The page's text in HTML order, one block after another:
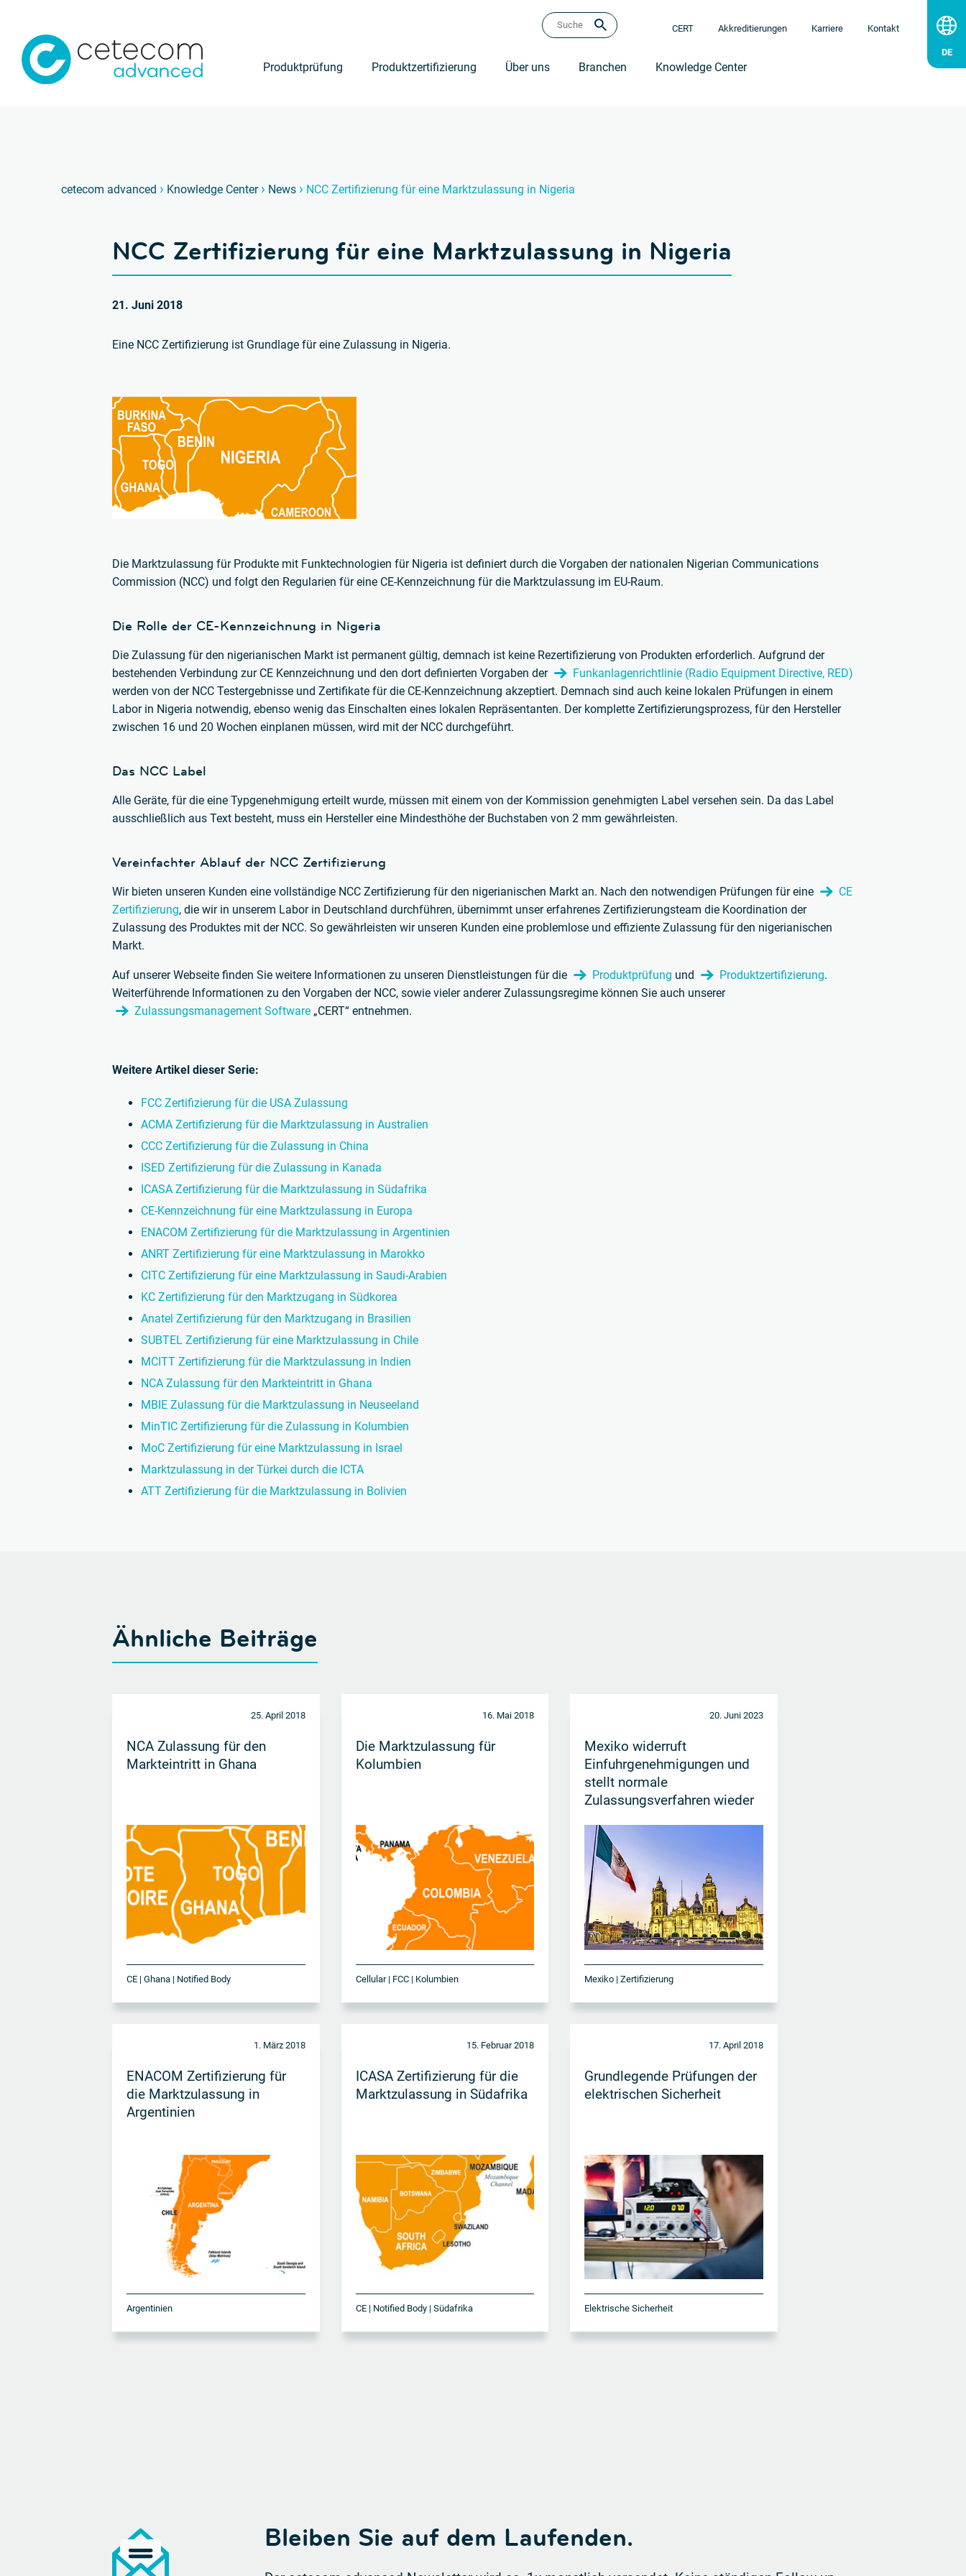
CERT Akkreditierungen Karriere Kontakt
Produktprüfung Produktzertifizierung Über uns Branchen Knowledge Center
cetecom advanced › Knowledge Center › News › NCC Zertifizierung für eine Marktzulassung in Nigeria
NCC Zertifizierung für eine Marktzulassung in Nigeria
21. Juni 2018
Eine NCC Zertifizierung ist Grundlage für eine Zulassung in Nigeria.
Die Marktzulassung für Produkte mit Funktechnologien für Nigeria ist definiert durch die Vorgaben der nationalen Nigerian Communications
Commission (NCC) und folgt den Regularien für eine CE-Kennzeichnung für die Marktzulassung im EU-Raum.
Die Rolle der CE-Kennzeichnung in Nigeria
Die Zulassung für den nigerianischen Markt ist permanent gültig, demnach ist keine Rezertifizierung von Produkten erforderlich. Aufgrund der
bestehenden Verbindung zur CE Kennzeichnung und den dort definierten Vorgaben der
Funkanlagenrichtlinie (Radio Equipment Directive, RED)
werden von der NCC Testergebnisse und Zertifikate für die CE-Kennzeichnung akzeptiert. Demnach sind auch keine lokalen Prüfungen in einem
Labor in Nigeria notwendig, ebenso wenig das Einschalten eines lokalen Repräsentanten. Der komplette Zertifizierungsprozess, für den Hersteller
zwischen 16 und 20 Wochen einplanen müssen, wird mit der NCC durchgeführt.
Das NCC Label
Alle Geräte, für die eine Typgenehmigung erteilt wurde, müssen mit einem von der Kommission genehmigten Label versehen sein. Da das Label
ausschließlich aus Text besteht, muss ein Hersteller eine Mindesthöhe der Buchstaben von 2 mm gewährleisten.
Vereinfachter Ablauf der NCC Zertifizierung
Wir bieten unseren Kunden eine vollständige NCC Zertifizierung für den nigerianischen Markt an. Nach den notwendigen Prüfungen für eine
CE
Zertifizierung, die wir in unserem Labor in Deutschland durchführen, übernimmt unser erfahrenes Zertifizierungsteam die Koordination der
Zulassung des Produktes mit der NCC. So gewährleisten wir unseren Kunden eine problemlose und effiziente Zulassung für den nigerianischen
Markt.
Auf unserer Webseite finden Sie weitere Informationen zu unseren Dienstleistungen für die Produktprüfung und Produktzertifizierung.
Weiterführende Informationen zu den Vorgaben der NCC, sowie vieler anderer Zulassungsregime können Sie auch unserer
Zulassungsmanagement Software „CERT“ entnehmen.
Weitere Artikel dieser Serie:
FCC Zertifizierung für die USA Zulassung
ACMA Zertifizierung für die Marktzulassung in Australien
CCC Zertifizierung für die Zulassung in China
ISED Zertifizierung für die Zulassung in Kanada
ICASA Zertifizierung für die Marktzulassung in Südafrika
CE-Kennzeichnung für eine Marktzulassung in Europa
ENACOM Zertifizierung für die Marktzulassung in Argentinien
ANRT Zertifizierung für eine Marktzulassung in Marokko
CITC Zertifizierung für eine Marktzulassung in Saudi-Arabien
KC Zertifizierung für den Marktzugang in Südkorea
Anatel Zertifizierung für den Marktzugang in Brasilien
SUBTEL Zertifizierung für eine Marktzulassung in Chile
MCITT Zertifizierung für die Marktzulassung in Indien
NCA Zulassung für den Markteintritt in Ghana
MBIE Zulassung für die Marktzulassung in Neuseeland
MinTIC Zertifizierung für die Zulassung in Kolumbien
MoC Zertifizierung für eine Marktzulassung in Israel
Marktzulassung in der Türkei durch die ICTA
ATT Zertifizierung für die Marktzulassung in Bolivien
Ähnliche Beiträge
25. April 2018
NCA Zulassung für den
Markteintritt in Ghana
CE | Ghana | Notified Body
16. Mai 2018
Die Marktzulassung für
Kolumbien
Cellular | FCC | Kolumbien
20. Juni 2023
Mexiko widerruft
Einfuhrgenehmigungen und
stellt normale
Zulassungsverfahren wieder
Mexiko | Zertifizierung
1. März 2018
ENACOM Zertifizierung für
die Marktzulassung in
Argentinien
Argentinien
15. Februar 2018
ICASA Zertifizierung für die
Marktzulassung in Südafrika
CE | Notified Body | Südafrika
17. April 2018
Grundlegende Prüfungen der
elektrischen Sicherheit
Elektrische Sicherheit
Bleiben Sie auf dem Laufenden.